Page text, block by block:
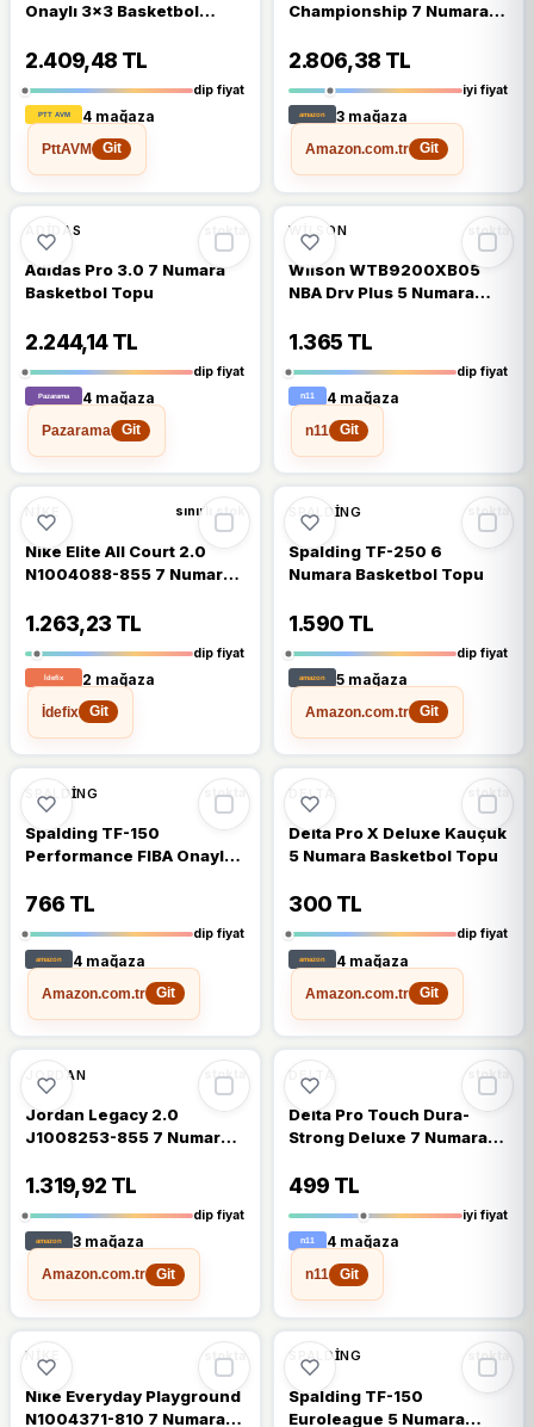
Onaylı 3x3 Basketbol
2.409,48 TL
dip fiyat
4 mağaza
PttAVM
Git
Championship 7 Numara
2.806,38 TL
iyi fiyat
3 mağaza
Amazon.com.tr
Git
%46 DÜŞTÜ
ADIDAS stokta
Adidas Pro 3.0 7 Numara
Basketbol Topu
2.244,14 TL
dip fiyat
4 mağaza
Pazarama
Git
%46 DÜŞTÜ
WILSON stokta
Wilson WTB9200XB05
NBA Drv Plus 5 Numara
1.365 TL
dip fiyat
4 mağaza
n11
Git
%41 %41 DÜŞTÜ
NIKE sınırlı stok
Nike Elite All Court 2.0
N1004088-855 7 Numara
1.263,23 TL
dip fiyat
2 mağaza
İdefix
Git
%42 %42 DÜŞTÜ
SPALDING stokta
Spalding TF-250 6
Numara Basketbol Topu
1.590 TL
dip fiyat
5 mağaza
Amazon.com.tr
Git
%41 %41 DÜŞTÜ
SPALDING stokta
Spalding TF-150
Performance FIBA Onaylı 5
766 TL
dip fiyat
4 mağaza
Amazon.com.tr
Git
%39 %39 DÜŞTÜ
DELTA stokta
Delta Pro X Deluxe Kauçuk
5 Numara Basketbol Topu
300 TL
dip fiyat
4 mağaza
Amazon.com.tr
Git
%38 %38 DÜŞTÜ
JORDAN stokta
Jordan Legacy 2.0
J1008253-855 7 Numara
1.319,92 TL
dip fiyat
3 mağaza
Amazon.com.tr
Git
%21 %21 DÜŞTÜ
DELTA stokta
Delta Pro Touch Dura-
Strong Deluxe 7 Numara
499 TL
iyi fiyat
4 mağaza
n11
Git
%39 %39 DÜŞTÜ
NIKE stokta
Nike Everyday Playground
N1004371-810 7 Numara
%28 %28 DÜŞTÜ
SPALDING stokta
Spalding TF-150
Euroleague 5 Numara